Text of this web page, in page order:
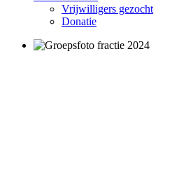
Vrijwilligers gezocht
Donatie